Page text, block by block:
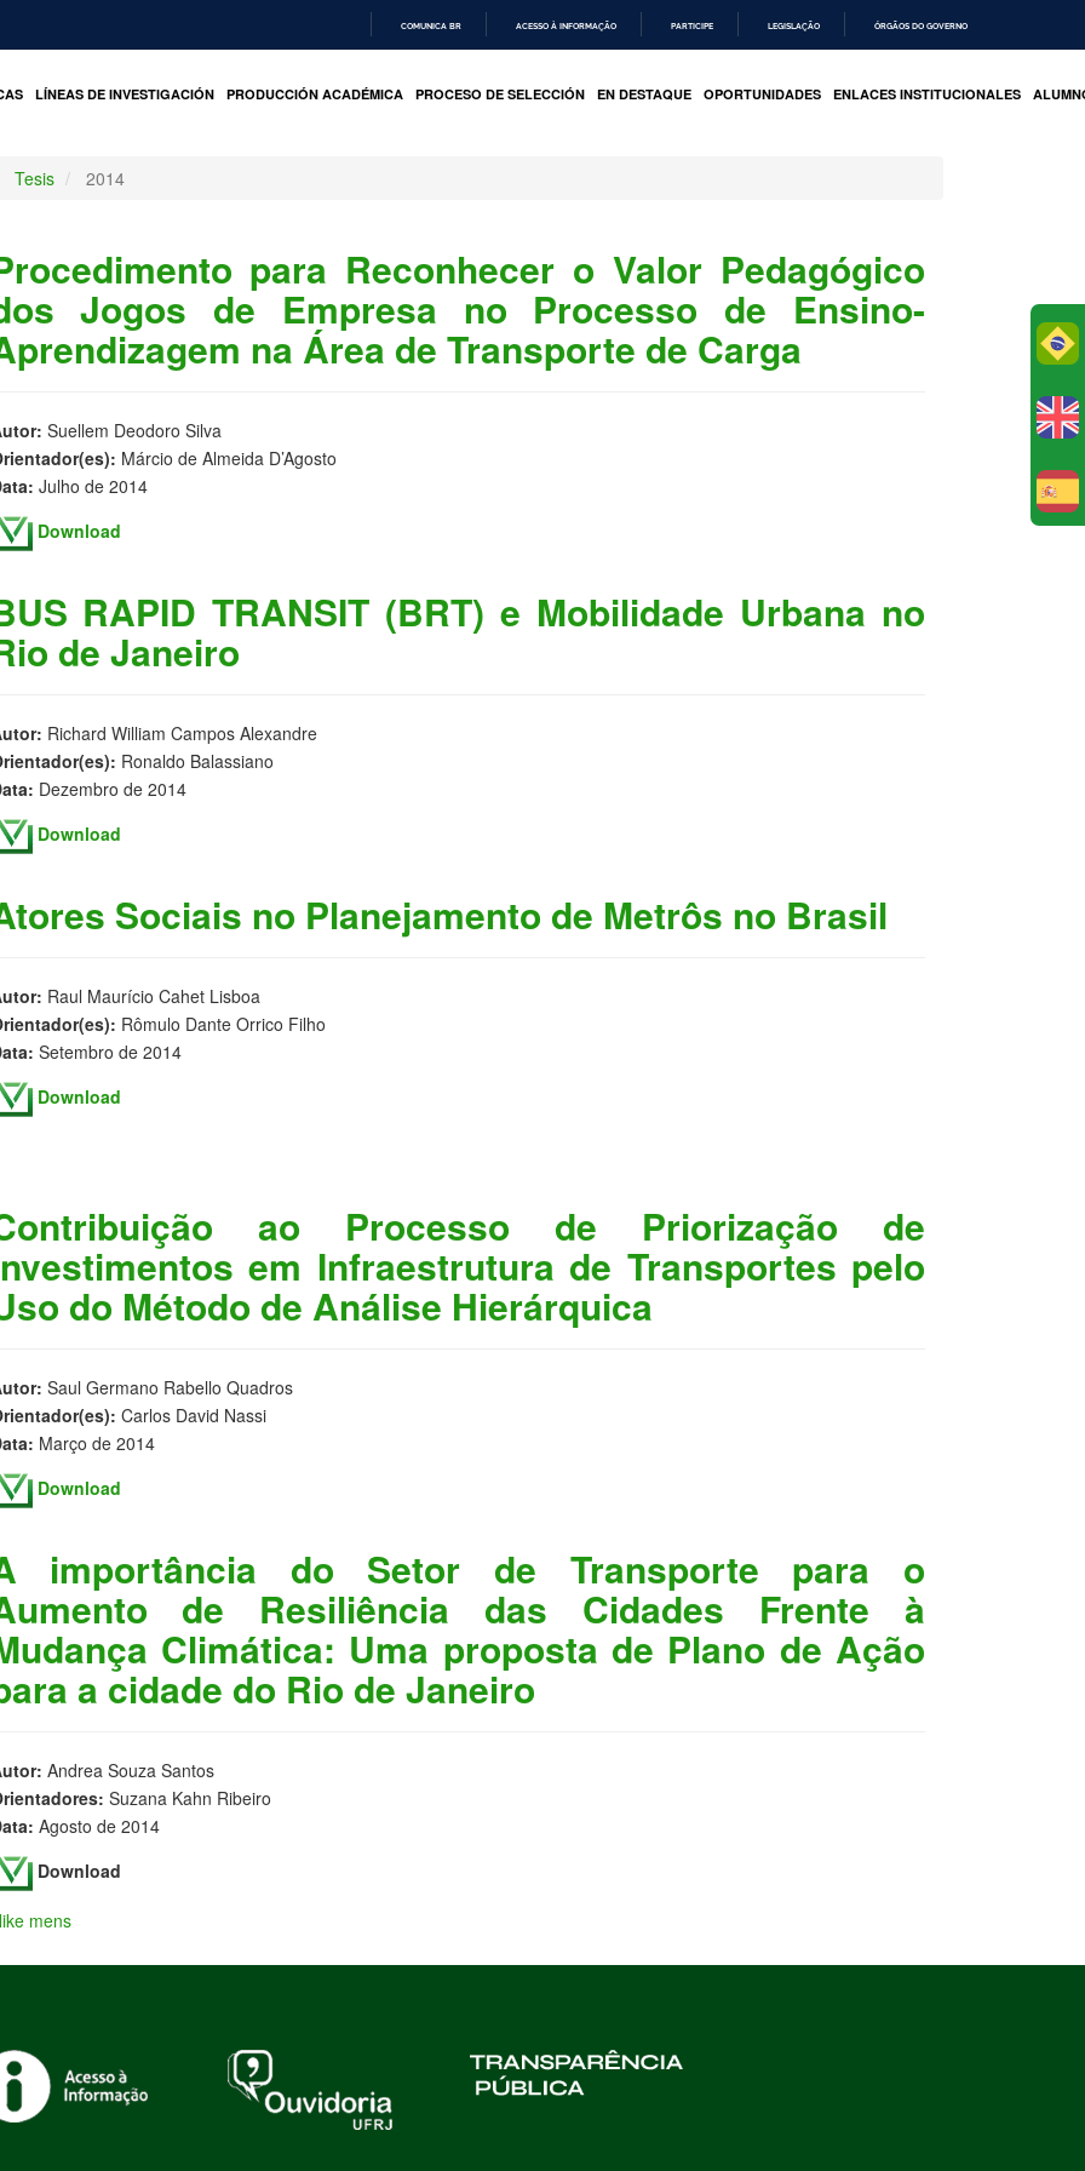
O
COMUNICA BR ACESSO À INFORMAÇÃO PARTICIPE LEGISLAÇÃO ÓRGÃOS DO GOVERNO
LÍNEAS DE INVESTIGACIÓN PRODUCCIÓN ACADÉMICA PROCESO DE SELECCIÓN EN DESTAQUE OPORTUNIDADES ENLACES INSTITUCIONALES
Tesis 2014
para Reconhecer o Valor Pedagógico
Jogos de Empresa no Processo de Ensino-
na Área de Transporte de Carga
Suellem Deodoro Silva
Márcio de Almeida D’Agosto
Julho de 2014
Download
RAPID TRANSIT (BRT) e Mobilidade Urbana no
de Janeiro
Richard William Campos Alexandre
Ronaldo Balassiano
Dezembro de 2014
Download
Sociais no Planejamento de Metrôs no Brasil
Raul Maurício Cahet Lisboa
Rômulo Dante Orrico Filho
Setembro de 2014
Download
ao Processo de Priorização de
em Infraestrutura de Transportes pelo
do Método de Análise Hierárquica
Saul Germano Rabello Quadros
Carlos David Nassi
Março de 2014
Download
importância do Setor de Transporte para o
de Resiliência das Cidades Frente à
Climática: Uma proposta de Plano de Ação
a cidade do Rio de Janeiro
Andrea Souza Santos
Suzana Kahn Ribeiro
Agosto de 2014
Download
mens